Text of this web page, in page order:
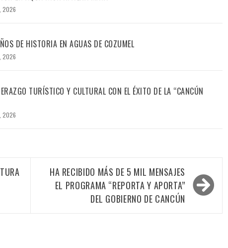
2026
DE HISTORIA EN AGUAS DE COZUMEL
2026
TURÍSTICO Y CULTURAL CON EL ÉXITO DE LA “CANCÚN
2026
HA RECIBIDO MÁS DE 5 MIL MENSAJES
EL PROGRAMA “REPORTA Y APORTA”
DEL GOBIERNO DE CANCÚN